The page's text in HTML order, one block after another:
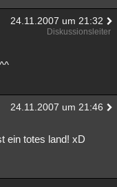
24.11.2007 um 21:32
Diskussionsleiter
24.11.2007 um 21:46
ein totes land! xD